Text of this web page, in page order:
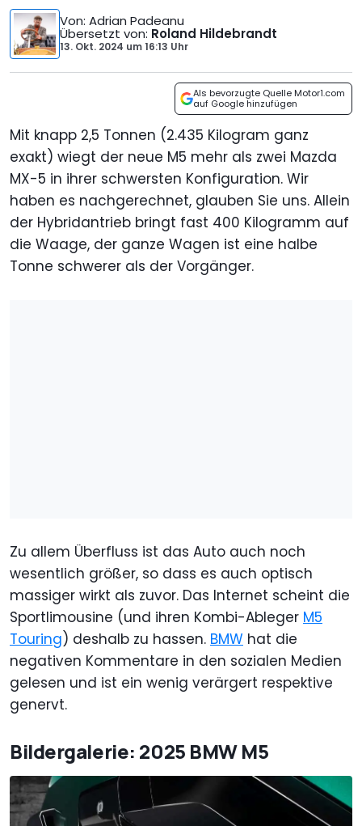
Von: Adrian Padeanu
Übersetzt von: Roland Hildebrandt
13. Okt. 2024 um16:13 Uhr
Als bevorzugte Quelle Motor1.com
auf Google hinzufügen
Mit knapp 2,5 Tonnen (2.435 Kilogram ganz
exakt) wiegt der neue M5 mehr als zwei Mazda
MX-5 in ihrer schwersten Konfiguration. Wir
haben es nachgerechnet, glauben Sie uns. Allein
der Hybridantrieb bringt fast 400 Kilogramm auf
die Waage, der ganze Wagen ist eine halbe
Tonne schwerer als der Vorgänger.
Zu allem Überfluss ist das Auto auch noch
wesentlich größer, so dass es auch optisch
massiger wirkt als zuvor. Das Internet scheint die
Sportlimousine (und ihren Kombi-Ableger M5
Touring) deshalb zu hassen. BMW hat die
negativen Kommentare in den sozialen Medien
gelesen und ist ein wenig verärgert respektive
genervt.
Bildergalerie: 2025 BMW M5